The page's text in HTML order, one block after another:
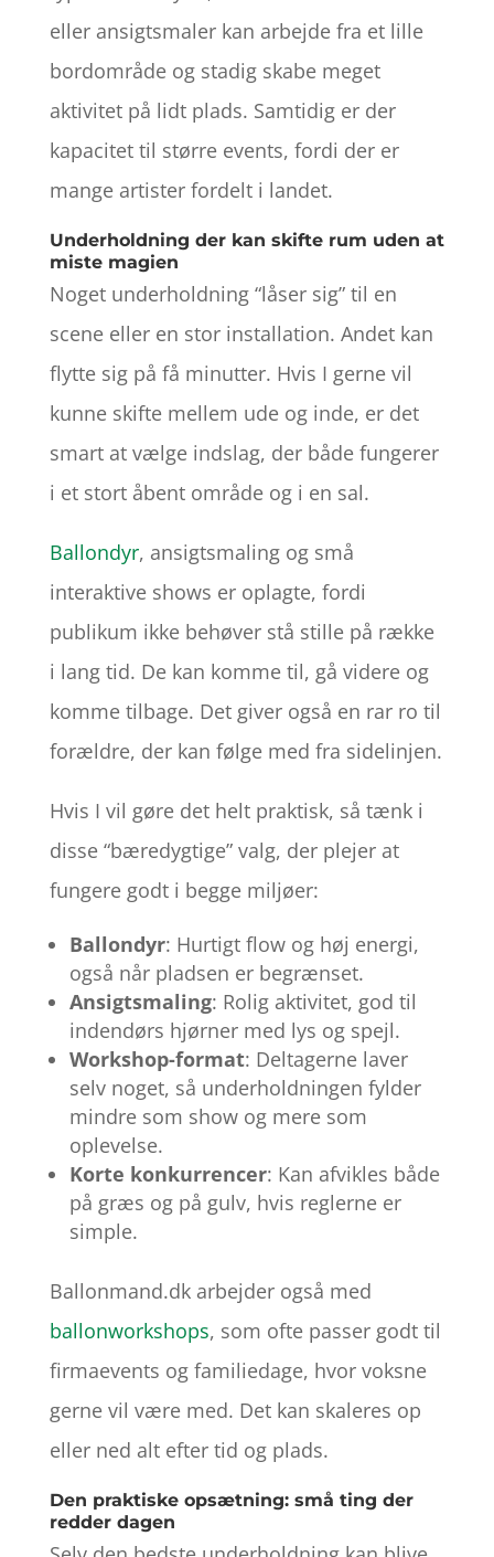
eller ansigtsmaler kan arbejde fra et lille
bordområde og stadig skabe meget
aktivitet på lidt plads. Samtidig er der
kapacitet til større events, fordi der er
mange artister fordelt i landet.
Underholdning der kan skifte rum uden at
miste magien
Noget underholdning “låser sig” til en
scene eller en stor installation. Andet kan
flytte sig på få minutter. Hvis I gerne vil
kunne skifte mellem ude og inde, er det
smart at vælge indslag, der både fungerer
i et stort åbent område og i en sal.
Ballondyr, ansigtsmaling og små
interaktive shows er oplagte, fordi
publikum ikke behøver stå stille på række
i lang tid. De kan komme til, gå videre og
komme tilbage. Det giver også en rar ro til
forældre, der kan følge med fra sidelinjen.
Hvis I vil gøre det helt praktisk, så tænk i
disse “bæredygtige” valg, der plejer at
fungere godt i begge miljøer:
Ballondyr: Hurtigt flow og høj energi,
også når pladsen er begrænset.
Ansigtsmaling: Rolig aktivitet, god til
indendørs hjørner med lys og spejl.
Workshop-format: Deltagerne laver
selv noget, så underholdningen fylder
mindre som show og mere som
oplevelse.
Korte konkurrencer: Kan afvikles både
på græs og på gulv, hvis reglerne er
simple.
Ballonmand.dk arbejder også med
ballonworkshops, som ofte passer godt til
firmaevents og familiedage, hvor voksne
gerne vil være med. Det kan skaleres op
eller ned alt efter tid og plads.
Den praktiske opsætning: små ting der
redder dagen